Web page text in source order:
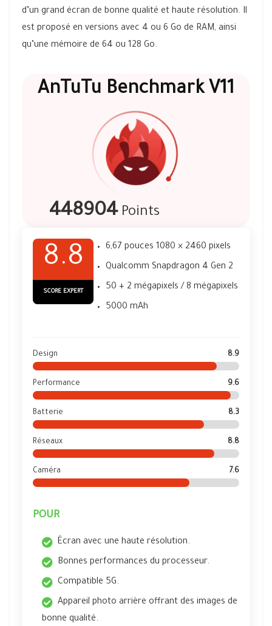
d’un grand écran de bonne qualité et haute résolution. Il
est proposé en versions avec 4 ou 6 Go de RAM, ainsi
qu’une mémoire de 64 ou 128 Go.
AnTuTu Benchmark V11
448904Points
8.8
SCORE EXPERT
6,67 pouces 1080 × 2460 pixels
Qualcomm Snapdragon 4 Gen 2
50 + 2 mégapixels / 8 mégapixels
5000 mAh
Design 8.9
Performance 9.6
Batterie 8.3
Réseaux 8.8
Caméra 7.6
POUR
Écran avec une haute résolution.
Bonnes performances du processeur.
Compatible 5G.
Appareil photo arrière offrant des images de
bonne qualité.